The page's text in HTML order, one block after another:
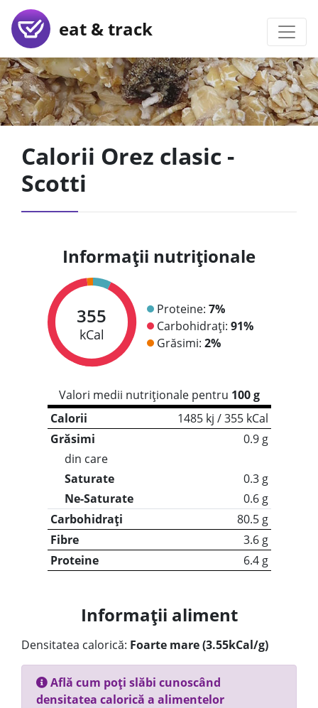
eat & track
Calorii Orez clasic -
Scotti
Informații nutriționale
355
kCal
Proteine: 7%
Carbohidrați: 91%
Grăsimi: 2%
Valori medii nutriționale pentru 100 g
Calorii
1485 kj / 355 kCal
Grăsimi
0.9 g
din care
Saturate
0.3 g
Ne-Saturate
0.6 g
Carbohidrați
80.5 g
Fibre
3.6 g
Proteine
6.4 g
Informații aliment
Densitatea calorică: Foarte mare (3.55kCal/g)
Află cum poți slăbi cunoscând
densitatea calorică a alimentelor